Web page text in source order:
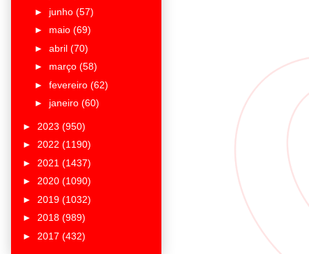
► junho (57)
► maio (69)
► abril (70)
► março (58)
► fevereiro (62)
► janeiro (60)
► 2023 (950)
► 2022 (1190)
► 2021 (1437)
► 2020 (1090)
► 2019 (1032)
► 2018 (989)
► 2017 (432)